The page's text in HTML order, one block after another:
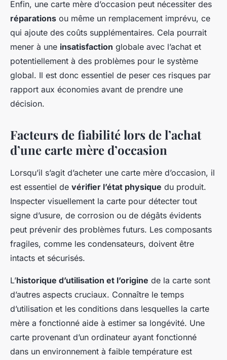
Enfin, une carte mère d’occasion peut nécessiter des
réparations ou même un remplacement imprévu, ce
qui ajoute des coûts supplémentaires. Cela pourrait
mener à une insatisfaction globale avec l’achat et
potentiellement à des problèmes pour le système
global. Il est donc essentiel de peser ces risques par
rapport aux économies avant de prendre une
décision.
Facteurs de fiabilité lors de l’achat
d’une carte mère d’occasion
Lorsqu’il s’agit d’acheter une carte mère d’occasion, il
est essentiel de vérifier l’état physique du produit.
Inspecter visuellement la carte pour détecter tout
signe d’usure, de corrosion ou de dégâts évidents
peut prévenir des problèmes futurs. Les composants
fragiles, comme les condensateurs, doivent être
intacts et sécurisés.
L’historique d’utilisation et l’origine de la carte sont
d’autres aspects cruciaux. Connaître le temps
d’utilisation et les conditions dans lesquelles la carte
mère a fonctionné aide à estimer sa longévité. Une
carte provenant d’un ordinateur ayant fonctionné
dans un environnement à faible température est